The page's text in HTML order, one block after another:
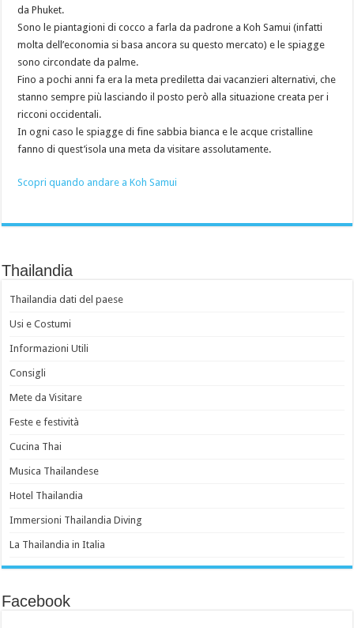
da Phuket.
Sono le piantagioni di cocco a farla da padrone a Koh Samui (infatti
molta dell’economia si basa ancora su questo mercato) e le spiagge
sono circondate da palme.
Fino a pochi anni fa era la meta prediletta dai vacanzieri alternativi, che
stanno sempre più lasciando il posto però alla situazione creata per i
ricconi occidentali.
In ogni caso le spiagge di fine sabbia bianca e le acque cristalline
fanno di quest’isola una meta da visitare assolutamente.
Scopri quando andare a Koh Samui
Thailandia
Thailandia dati del paese
Usi e Costumi
Informazioni Utili
Consigli
Mete da Visitare
Feste e festività
Cucina Thai
Musica Thailandese
Hotel Thailandia
Immersioni Thailandia Diving
La Thailandia in Italia
Facebook